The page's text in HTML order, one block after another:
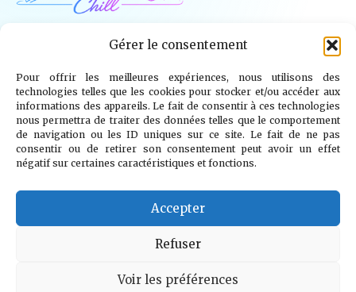
Gérer le consentement
Pour offrir les meilleures expériences, nous utilisons des
technologies telles que les cookies pour stocker et/ou accéder aux
informations des appareils. Le fait de consentir à ces technologies
nous permettra de traiter des données telles que le comportement
de navigation ou les ID uniques sur ce site. Le fait de ne pas
consentir ou de retirer son consentement peut avoir un effet
négatif sur certaines caractéristiques et fonctions.
Accepter
Refuser
Voir les préférences
Jeux Vidéo Tech Tabletop Livres
Mangas / BD TV Goodies Kids
Wargames
info@geekandchill.com